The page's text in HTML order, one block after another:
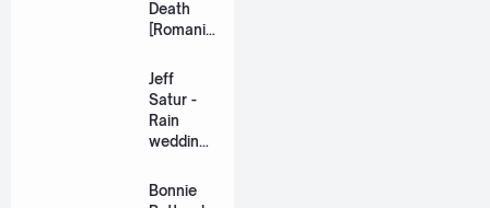
Death
[Romaniz
Lyric +
Eng]
Jeff
Satur -
Rain
wedding
วิวาห์)
Ost. The
Bonnie